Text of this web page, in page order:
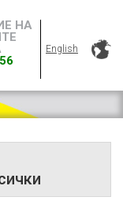
НА
English